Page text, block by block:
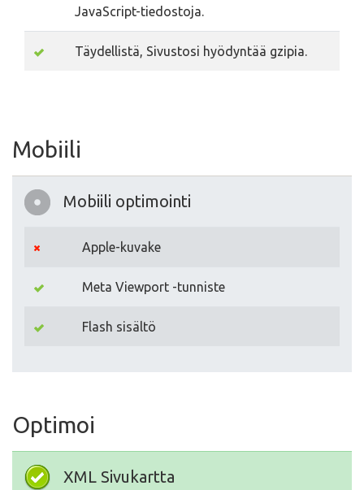
JavaScript-tiedostoja.
Täydellistä, Sivustosi hyödyntää gzipia.
Mobiili
Mobiili optimointi
Apple-kuvake
Meta Viewport -tunniste
Flash sisältö
Optimoi
XML Sivukartta